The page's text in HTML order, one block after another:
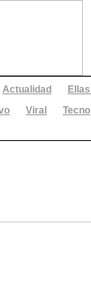
Actualidad
Viral Tecno